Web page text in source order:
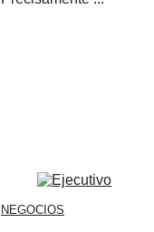
NEGOCIOS